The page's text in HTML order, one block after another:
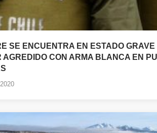
SE ENCUENTRA EN ESTADO GRAVE
AGREDIDO CON ARMA BLANCA EN